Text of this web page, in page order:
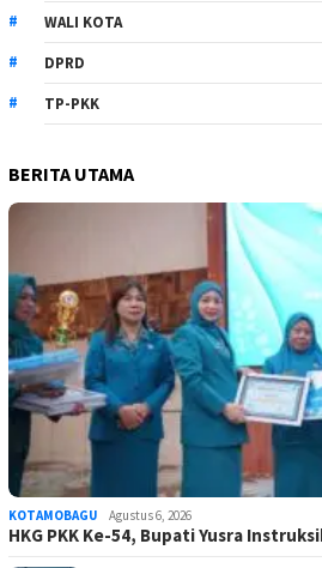
WALI KOTA
DPRD
TP-PKK
BERITA UTAMA
KOTAMOBAGU Agustus 6, 2026
HKG PKK Ke-54, Bupati Yusra